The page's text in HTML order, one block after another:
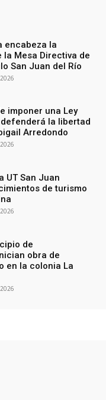
encabeza la
la Mesa Directiva de
San Juan del Río
imponer una Ley
defenderá la libertad
Arredondo
UT San Juan
de turismo
de
obra de
en la colonia La